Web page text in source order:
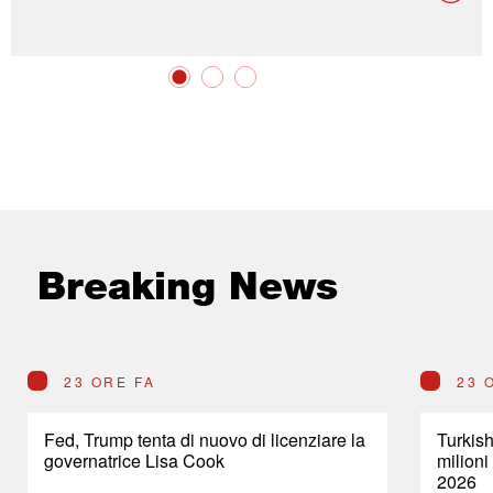
Breaking News
23 ORE FA
Fed, Trump tenta di nuovo di licenziare la
governatrice Lisa Cook
23
2026